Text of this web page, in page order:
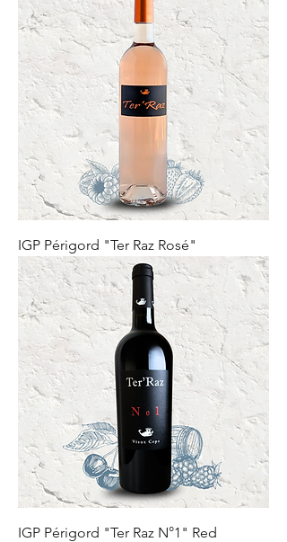
IGP Périgord "Ter Raz Rosé"
IGP Périgord "Ter Raz N°1" Red